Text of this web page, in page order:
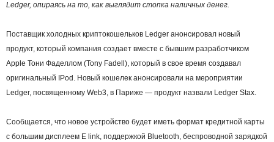
Ledger, опираясь на то, как выглядит стопка наличных денег.
Поставщик холодных криптокошельков Ledger анонсировал новый
продукт, который компания создает вместе с бывшим разработчиком
Apple Тони Фаделлом (Tony Fadell), который в свое время создавал
оригинальный IPod. Новый кошелек анонсировали на мероприятии
Ledger, посвященному Web3, в Париже — продукт назвали Ledger Stax.
Сообщается, что новое устройство будет иметь формат кредитной карты
с большим дисплеем E link, поддержкой Bluetooth, беспроводной зарядкой